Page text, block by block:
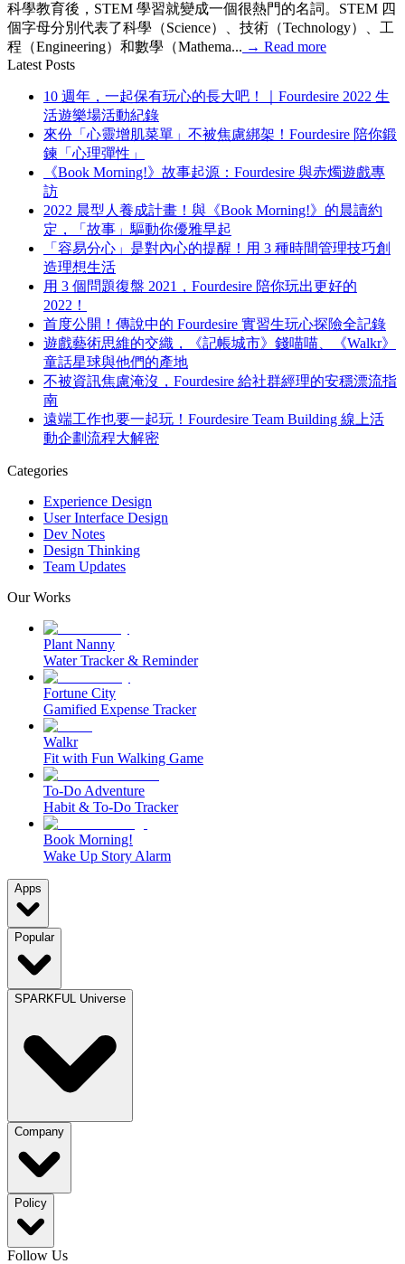
科學教育後，STEM 學習就變成一個很熱門的名詞。STEM 四
個字母分別代表了科學（Science）、技術（Technology）、工
程（Engineering）和數學（Mathema... → Read more
Latest Posts
10 週年，一起保有玩心的長大吧！｜Fourdesire 2022 生
活遊樂場活動紀錄
來份「心靈增肌菜單」不被焦慮綁架！Fourdesire 陪你鍛
鍊「心理彈性」
《Book Morning!》故事起源：Fourdesire 與赤燭遊戲專
訪
2022 晨型人養成計畫！與《Book Morning!》的晨讀約
定，「故事」驅動你優雅早起
「容易分心」是對內心的提醒！用 3 種時間管理技巧創
造理想生活
用 3 個問題復盤 2021，Fourdesire 陪你玩出更好的
2022！
首度公開！傳說中的 Fourdesire 實習生玩心探險全記錄
遊戲藝術思維的交織，《記帳城市》錢喵喵、《Walkr》
童話星球與他們的產地
不被資訊焦慮淹沒，Fourdesire 給社群經理的安穩漂流指
南
遠端工作也要一起玩！Fourdesire Team Building 線上活
動企劃流程大解密
Categories
Experience Design
User Interface Design
Dev Notes
Design Thinking
Team Updates
Our Works
Plant Nanny
Water Tracker & Reminder
Fortune City
Gamified Expense Tracker
Walkr
Fit with Fun Walking Game
To-Do Adventure
Habit & To-Do Tracker
Book Morning!
Wake Up Story Alarm
Apps
Popular
SPARKFUL Universe
Company
Policy
Follow Us